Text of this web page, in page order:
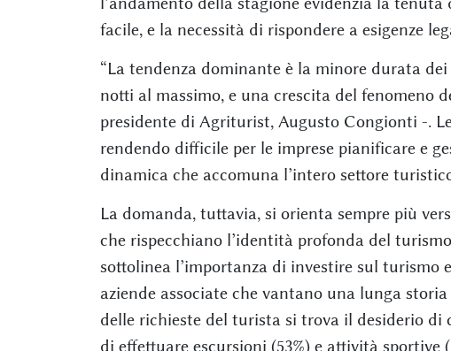
facile, e la necessità di rispondere a esigenze
“La tendenza dominante è la minore durata
notti al massimo, e una crescita del fenomeno
presidente di Agriturist, Augusto Congionti -.
rendendo difficile per le imprese pianificare e
dinamica che accomuna l’intero settore
La domanda, tuttavia, si orienta sempre più
che rispecchiano l’identità profonda del
sottolinea l’importanza di investire sul turismo
aziende associate che vantano una lunga
delle richieste del turista si trova il desiderio
di effettuare escursioni (53%) e attività sportive